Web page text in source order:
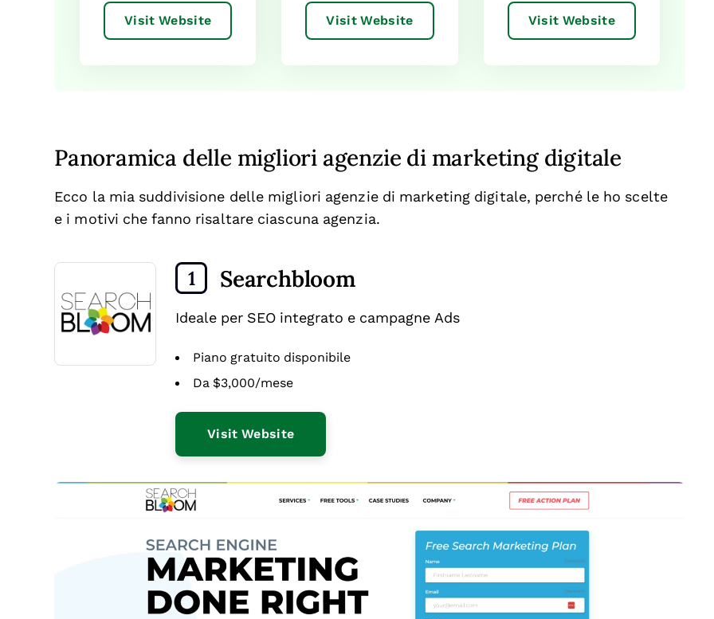
Visit Website Visit Website Visit Website
Panoramica delle migliori agenzie di marketing digitale
Ecco la mia suddivisione delle migliori agenzie di marketing digitale, perché le ho scelte
e i motivi che fanno risaltare ciascuna agenzia.
1 Searchbloom
Ideale per SEO integrato e campagne Ads
Piano gratuito disponibile
Da $3,000/mese
Visit Website